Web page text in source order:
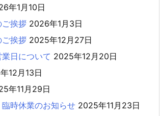
年1月10日
挨拶 2026年1月3日
挨拶 2025年12月27日
日について 2025年12月20日
12月13日
年11月29日
時休業のお知らせ 2025年11月23日